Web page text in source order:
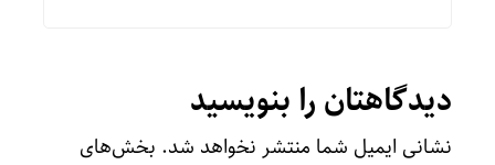
دیدگاهتان را بنویسید
نشانی ایمیل شما منتشر نخواهد شد. بخش‌های